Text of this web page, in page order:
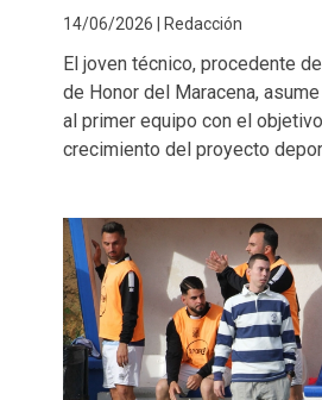
14/06/2026 | Redacción
El joven técnico, procedente
de Honor del Maracena,
al primer equipo con el
crecimiento del proyecto